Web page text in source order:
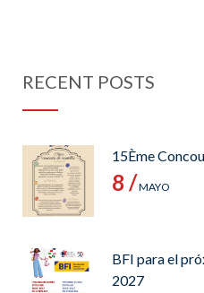
RECENT POSTS
15Ème
8 /MAYO
BFI para el
2027